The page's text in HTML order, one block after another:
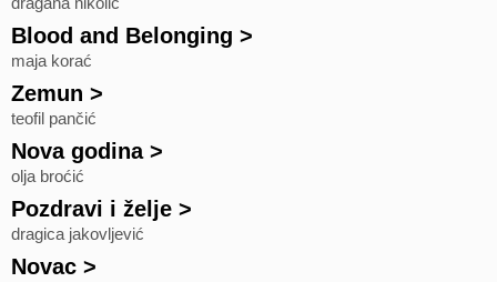
Blood and Belonging >
maja korać
Zemun >
teofil pančić
Nova godina>
olja broćić
Pozdravi i želje >
dragica jakovljević
Novac >